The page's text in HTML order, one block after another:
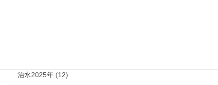
治水2025年 (12)